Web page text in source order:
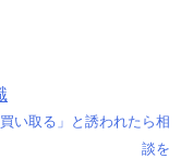
買い取る」と誘われたら相
談を